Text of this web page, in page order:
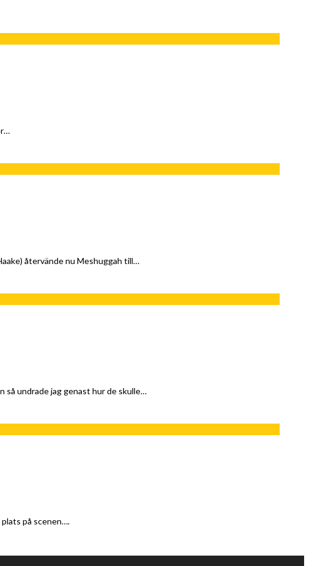
återvände nu Meshuggah till…
så undrade jag genast hur de skulle…
på scenen….